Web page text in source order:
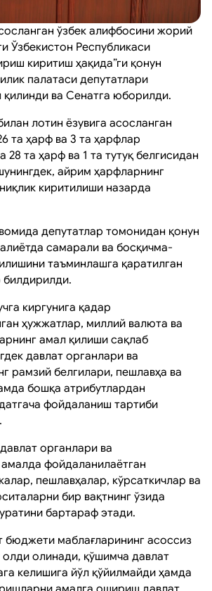
ўзбек алифбосини жорий
Ўзбекистон Республикаси
киритиш ҳақида”ги қонун
палатаси депутатлари
қилинди ва Сенатга юборилди.
лотин ёзувига асосланган
та ҳарф ва 3 та ҳарфлар
28 та ҳарф ва 1 та тутуқ белгисидан
айрим ҳарфларнинг
киритилиши назарда
депутатлар томонидан қонун
самарали ва босқичма-
таъминлашга қаратилган
билдирилди.
киргунига қадар
ҳужжатлар, миллий валюта ва
амал қилиши сақлаб
давлат органлари ва
рамзий белгилари, пешлавҳа ва
бошқа атрибутлардан
фойдаланиш тартиби
органлари ва
фойдаланилаётган
пешлавҳалар, кўрсаткичлар ва
бир вақтнинг ўзида
бартараф этади.
бюджети маблағларининг асоссиз
олинади, қўшимча давлат
келишига йўл қўйилмайди ҳамда